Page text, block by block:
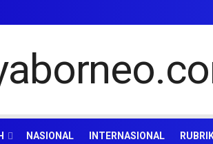
NASIONAL INTERNASIONAL